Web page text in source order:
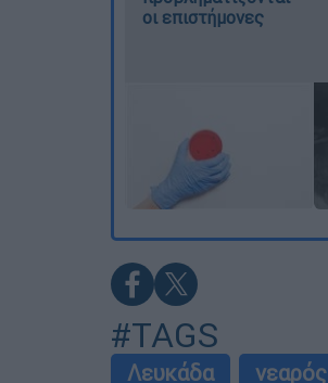
οι επιστήμονες
#TAGS
Λευκάδα νεαρός